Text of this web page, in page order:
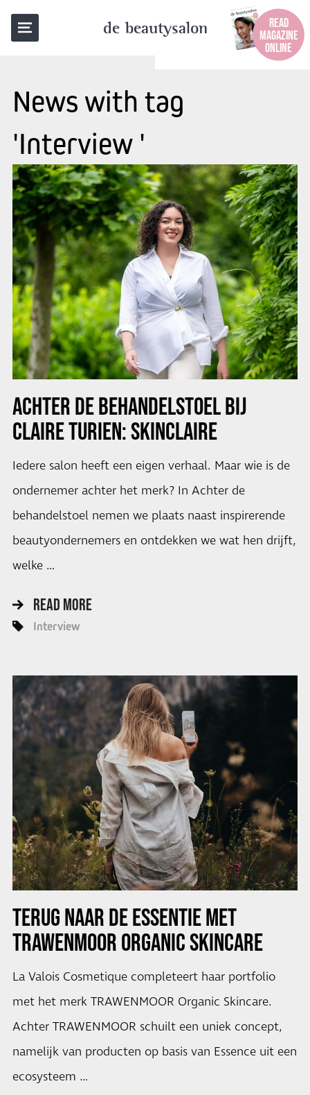
de beautysalon
READ
MAGAZINE
ONLINE
News with tag
'Interview '
ACHTER DE BEHANDELSTOEL BIJ
CLAIRE TURIEN: SKINCLAIRE
Iedere salon heeft een eigen verhaal. Maar wie is de
ondernemer achter het merk? In Achter de
behandelstoel nemen we plaats naast inspirerende
beautyondernemers en ontdekken we wat hen drijft,
welke …
READ MORE
Interview
TERUG NAAR DE ESSENTIE MET
TRAWENMOOR ORGANIC SKINCARE
La Valois Cosmetique completeert haar portfolio
met het merk TRAWENMOOR Organic Skincare.
Achter TRAWENMOOR schuilt een uniek concept,
namelijk van producten op basis van Essence uit een
ecosysteem …